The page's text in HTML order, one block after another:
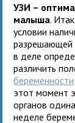
УЗИ –
малыша.
условии
разрешающей
в деле
различить
беременности
этот момент
органов
неделе